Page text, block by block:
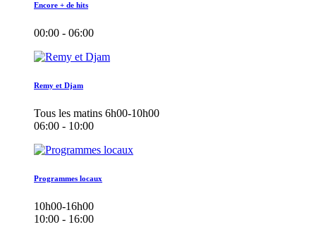
Encore + de hits
00:00 - 06:00
Remy et Djam
Tous les matins 6h00-10h00
06:00 - 10:00
Programmes locaux
10h00-16h00
10:00 - 16:00